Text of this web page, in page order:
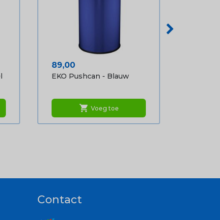
Prijs
89,00
EKO Pushcan - Blauw
shopping_cart Voeg toe
Contact